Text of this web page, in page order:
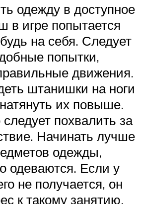
одежду в доступное
в игре попытается
на себя. Следует
попытки,
движения.
штанишки на ноги
их повыше.
похвалить за
Начинать лучше
одежды,
одеваются. Если у
не получается, он
к такому занятию.